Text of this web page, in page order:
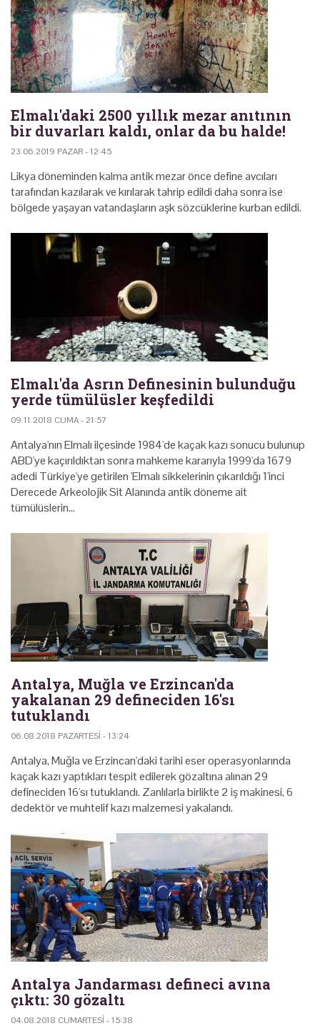
Elmalı'daki 2500 yıllık mezar anıtının
bir duvarları kaldı, onlar da bu halde!
23.06.2019 PAZAR - 12:45
Likya döneminden kalma antik mezar önce define avcıları
tarafından kazılarak ve kırılarak tahrip edildi daha sonra ise
bölgede yaşayan vatandaşların aşk sözcüklerine kurban edildi.
Elmalı'da Asrın Definesinin bulunduğu
yerde tümülüsler keşfedildi
09.11.2018 CUMA - 21:57
Antalya'nın Elmalı ilçesinde 1984'de kaçak kazı sonucu bulunup
ABD'ye kaçırıldıktan sonra mahkeme kararıyla 1999'da 1679
adedi Türkiye'ye getirilen 'Elmalı sikkelerinin çıkarıldığı 1'inci
Derecede Arkeolojik Sit Alanında antik döneme ait
tümülüslerin…
Antalya, Muğla ve Erzincan'da
yakalanan 29 defineciden 16'sı
tutuklandı
06.08.2018 PAZARTESI - 13:24
Antalya, Muğla ve Erzincan'daki tarihi eser operasyonlarında
kaçak kazı yaptıkları tespit edilerek gözaltına alınan 29
defineciden 16'sı tutuklandı. Zanlılarla birlikte 2 iş makinesi, 6
dedektör ve muhtelif kazı malzemesi yakalandı.
Antalya Jandarması defineci avına
çıktı: 30 gözaltı
04.08.2018 CUMARTESI - 15:38